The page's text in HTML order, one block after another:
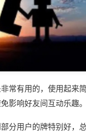
常有用的，使用起来
影响好友间互动乐趣。
分用户的牌特别好，